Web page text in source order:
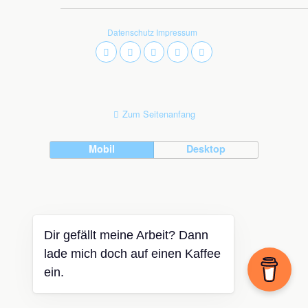
Datenschutz Impressum
Zum Seitenanfang
Mobil Desktop
Dir gefällt meine Arbeit? Dann
lade mich doch auf einen Kaffee
ein.